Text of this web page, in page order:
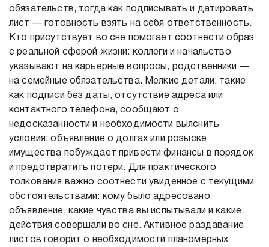
обязательств, тогда как подписывать и датировать
лист — готовность взять на себя ответственность.
Кто присутствует во сне помогает соотнести образ
с реальной сферой жизни: коллеги и начальство
указывают на карьерные вопросы, родственники —
на семейные обязательства. Мелкие детали, такие
как подписи без даты, отсутствие адреса или
контактного телефона, сообщают о
недосказанности и необходимости выяснить
условия; объявление о долгах или розыске
имущества побуждает привести финансы в порядок
и предотвратить потери. Для практического
толкования важно соотнести увиденное с текущими
обстоятельствами: кому было адресовано
объявление, какие чувства вы испытывали и какие
действия совершали во сне. Активное раздавание
листов говорит о необходимости планомерных